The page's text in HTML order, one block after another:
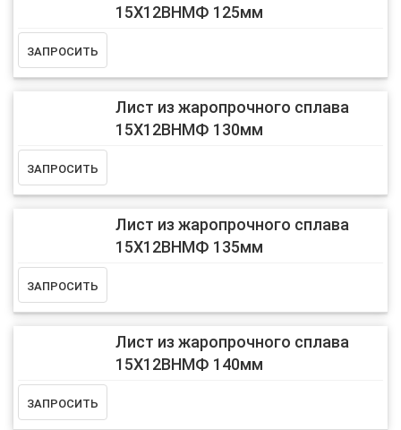
15Х12ВНМФ 125мм
Лист из жаропрочного сплава
15Х12ВНМФ 130мм
Лист из жаропрочного сплава
15Х12ВНМФ 135мм
Лист из жаропрочного сплава
15Х12ВНМФ 140мм